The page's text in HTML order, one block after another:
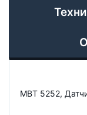
MBT 5252,